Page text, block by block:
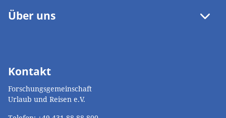
Über uns
Kontakt
Forschungsgemeinschaft
Urlaub und Reisen e.V.